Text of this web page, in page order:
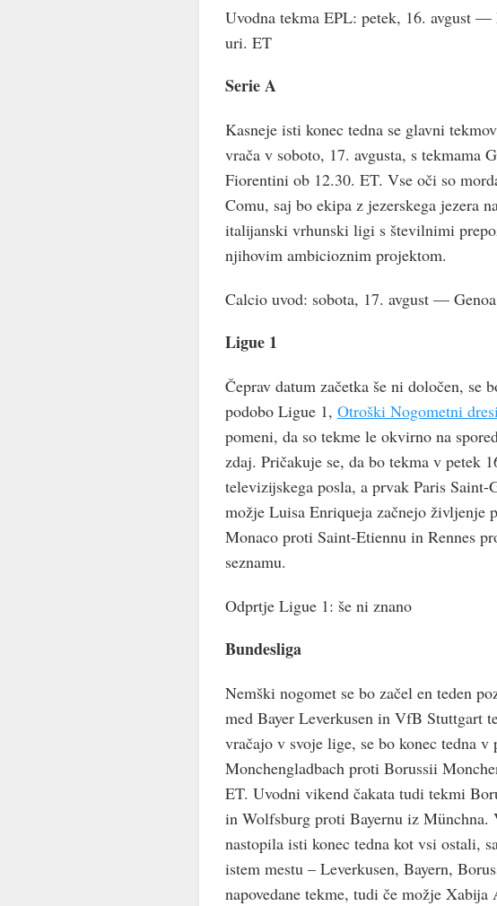
Uvodna tekma EPL: petek, 16. avgust
uri. ET
Serie A
Kasneje isti konec tedna se glavni
vrača v soboto, 17. avgusta, s tekmama
Fiorentini ob 12.30. ET. Vse oči so
Comu, saj bo ekipa z jezerskega jezera
italijanski vrhunski ligi s številnimi
njihovim ambicioznim projektom.
Calcio uvod: sobota, 17. avgust —
Ligue 1
Čeprav datum začetka še ni določen, se
podobo Ligue 1, Otroški Nogometni
pomeni, da so tekme le okvirno na
zdaj. Pričakuje se, da bo tekma v petek
televizijskega posla, a prvak Paris
možje Luisa Enriqueja začnejo življenje
Monaco proti Saint-Etiennu in Rennes
seznamu.
Odprtje Ligue 1: še ni znano
Bundesliga
Nemški nogomet se bo začel en teden
med Bayer Leverkusen in VfB Stuttgart
vračajo v svoje lige, se bo konec tedna v
Monchengladbach proti Borussii
ET. Uvodni vikend čakata tudi tekmi
in Wolfsburg proti Bayernu iz Münchna.
nastopila isti konec tedna kot vsi ostali,
istem mestu – Leverkusen, Bayern,
napovedane tekme, tudi če možje